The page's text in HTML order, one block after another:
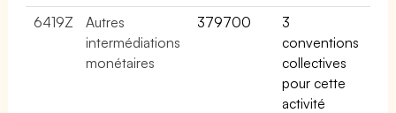
6419Z
Autres
intermédiations
monétaires
379700
3
conventions
collectives
pour cette
activité